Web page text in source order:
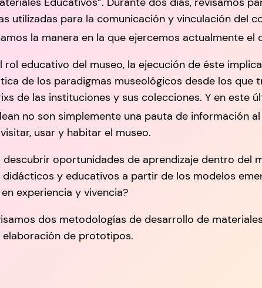
utilizadas para la comunicación y vinculación del
la manera en la que ejercemos actualmente el
rol educativo del museo, la ejecución de éste
de los paradigmas museológicos desde los
de las instituciones y sus colecciones. Y en
no son simplemente una pauta de información
usar y habitar el museo.
oportunidades de aprendizaje dentro del
y educativos a partir de los modelos
experiencia y vivencia?
dos metodologías de desarrollo de
elaboración de prototipos.